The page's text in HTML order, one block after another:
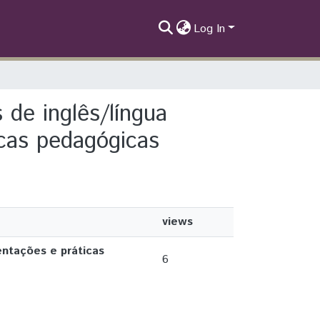
Log In
inglês/língua
pedagógicas
views
e práticas
6